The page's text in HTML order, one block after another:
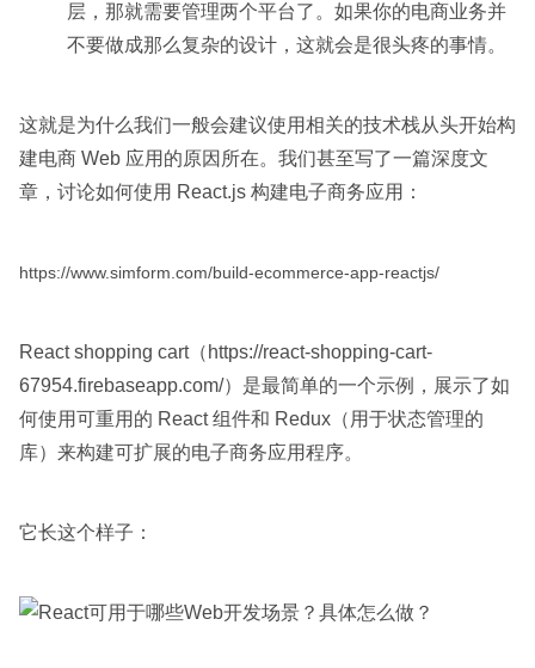
层，那就需要管理两个平台了。如果你的电商业务并
不要做成那么复杂的设计，这就会是很头疼的事情。
这就是为什么我们一般会建议使用相关的技术栈从头开始构
建电商 Web 应用的原因所在。我们甚至写了一篇深度文
章，讨论如何使用 React.js 构建电子商务应用：
https://www.simform.com/build-ecommerce-app-reactjs/
React shopping cart（https://react-shopping-cart-
67954.firebaseapp.com/）是最简单的一个示例，展示了如
何使用可重用的 React 组件和 Redux（用于状态管理的
库）来构建可扩展的电子商务应用程序。
它长这个样子：